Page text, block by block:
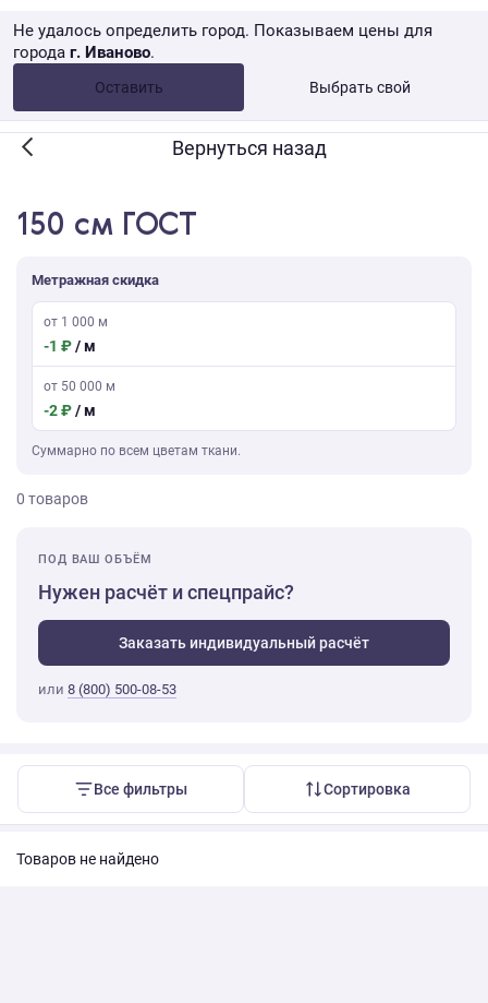
Не удалось определить город. Показываем цены для
города г. Иваново.
Оставить Выбрать свой
от 10 000 ₽ Розница → WB
Вернуться назад
150 см ГОСТ
Метражная скидка
от 1 000 м
-1 ₽/ м
от 50 000 м
-2 ₽/ м
Суммарно по всем цветам ткани.
0 товаров
ПОД ВАШ ОБЪЁМ
Нужен расчёт и спецпрайс?
Заказать индивидуальный расчёт
или 8 (800) 500-08-53
Все фильтры Сортировка
Товаров не найдено